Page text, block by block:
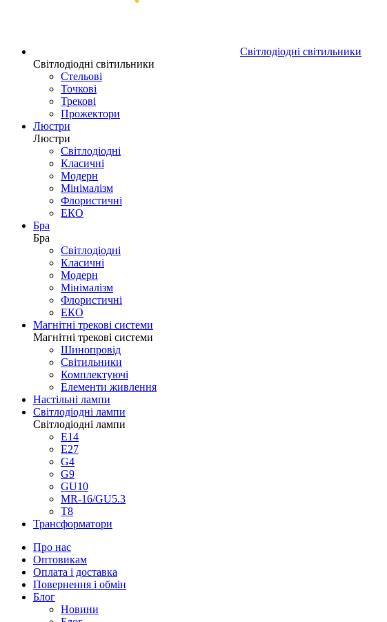
Світлодіодні світильники
Стельові
Точкові
Трекові
Прожектори
Світлодіодні
Класичні
Модерн
Мінімалізм
ЕКО